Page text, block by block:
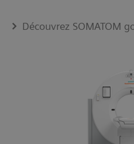
Découvrez SOMATOM